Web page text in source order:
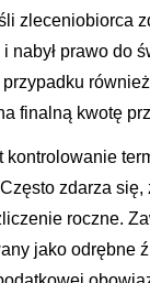
zleceniobiorca
prawo do
finalną kwotę
zdarza się,
roczne.
jako odrębne